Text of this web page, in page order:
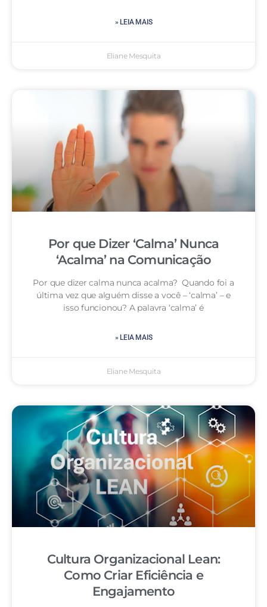
» LEIA MAIS
Eliane Mesquita
Por que Dizer ‘Calma’ Nunca
‘Acalma’ na Comunicação
Por que dizer calma nunca acalma? Quando foi a
última vez que alguém disse a você – ‘calma’ – e
isso funcionou? A palavra ‘calma’ é
» LEIA MAIS
Eliane Mesquita
Cultura Organizacional Lean:
Como Criar Eficiência e
Engajamento